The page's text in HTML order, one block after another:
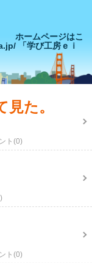
ームページはこ
「学び工房ｅｉ
た。
ト(0)
ト(0)